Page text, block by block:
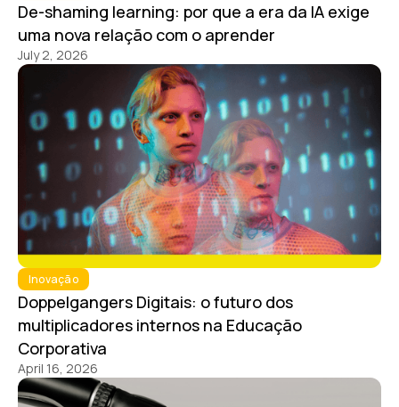
de
—
De-shaming learning: por que a era da IA exige
uma nova relação com o aprender
July 2, 2026
Inovação
Doppelgangers Digitais: o futuro dos
multiplicadores internos na Educação
Corporativa
April 16, 2026